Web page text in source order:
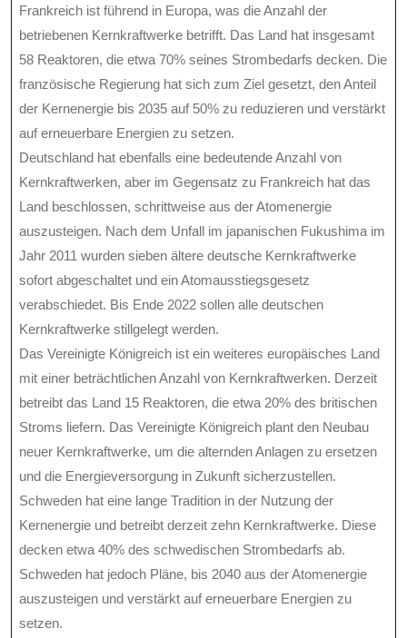
Frankreich ist führend in Europa, was die Anzahl der
betriebenen Kernkraftwerke betrifft. Das Land hat insgesamt
58 Reaktoren, die etwa 70% seines Strombedarfs decken. Die
französische Regierung hat sich zum Ziel gesetzt, den Anteil
der Kernenergie bis 2035 auf 50% zu reduzieren und verstärkt
auf erneuerbare Energien zu setzen.
Deutschland hat ebenfalls eine bedeutende Anzahl von
Kernkraftwerken, aber im Gegensatz zu Frankreich hat das
Land beschlossen, schrittweise aus der Atomenergie
auszusteigen. Nach dem Unfall im japanischen Fukushima im
Jahr 2011 wurden sieben ältere deutsche Kernkraftwerke
sofort abgeschaltet und ein Atomausstiegsgesetz
verabschiedet. Bis Ende 2022 sollen alle deutschen
Kernkraftwerke stillgelegt werden.
Das Vereinigte Königreich ist ein weiteres europäisches Land
mit einer beträchtlichen Anzahl von Kernkraftwerken. Derzeit
betreibt das Land 15 Reaktoren, die etwa 20% des britischen
Stroms liefern. Das Vereinigte Königreich plant den Neubau
neuer Kernkraftwerke, um die alternden Anlagen zu ersetzen
und die Energieversorgung in Zukunft sicherzustellen.
Schweden hat eine lange Tradition in der Nutzung der
Kernenergie und betreibt derzeit zehn Kernkraftwerke. Diese
decken etwa 40% des schwedischen Strombedarfs ab.
Schweden hat jedoch Pläne, bis 2040 aus der Atomenergie
auszusteigen und verstärkt auf erneuerbare Energien zu
setzen.